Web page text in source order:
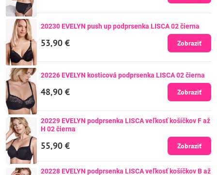
20230 EVELYN push up podprsenka LISCA 02 čierna
53,90 € Zobraziť
20226 EVELYN kosticová podprsenka LISCA 02 čierna
48,90 € Zobraziť
20229 EVELYN podprsenka LISCA veľkosť košíčkov F až
H 02 čierna
55,90 € Zobraziť
20228 EVELYN podprsenka LISCA veľkosť košíčkov B až